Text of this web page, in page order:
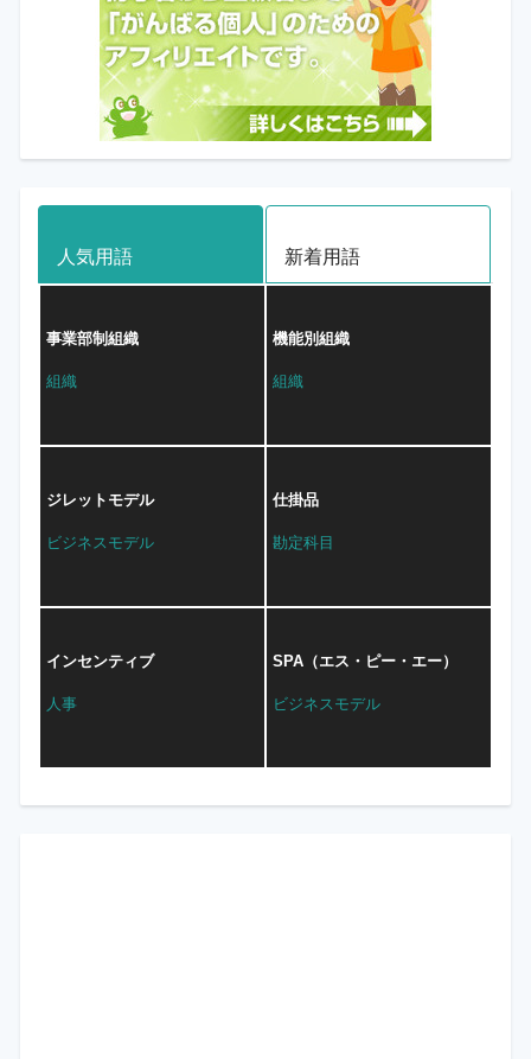
人気用語 新着用語
事業部制組織
組織
機能別組織
組織
ジレットモデル
ビジネスモデル
仕掛品
勘定科目
インセンティブ
人事
SPA（エス・ピー・エー）
ビジネスモデル